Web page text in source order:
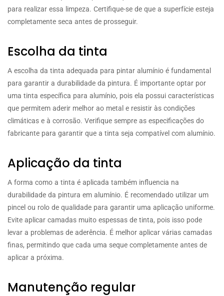
para realizar essa limpeza. Certifique-se de que a superfície esteja
completamente seca antes de prosseguir.
Escolha da tinta
A escolha da tinta adequada para pintar alumínio é fundamental
para garantir a durabilidade da pintura. É importante optar por
uma tinta específica para alumínio, pois ela possui características
que permitem aderir melhor ao metal e resistir às condições
climáticas e à corrosão. Verifique sempre as especificações do
fabricante para garantir que a tinta seja compatível com alumínio.
Aplicação da tinta
A forma como a tinta é aplicada também influencia na
durabilidade da pintura em alumínio. É recomendado utilizar um
pincel ou rolo de qualidade para garantir uma aplicação uniforme.
Evite aplicar camadas muito espessas de tinta, pois isso pode
levar a problemas de aderência. É melhor aplicar várias camadas
finas, permitindo que cada uma seque completamente antes de
aplicar a próxima.
Manutenção regular